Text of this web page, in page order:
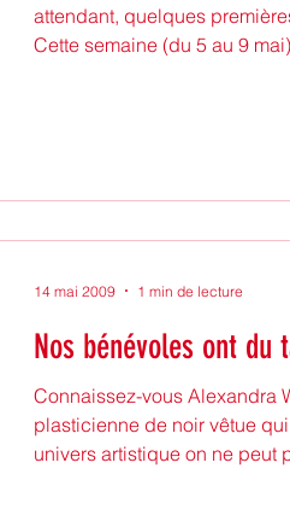
attendant, quelques
Cette semaine (du 5 au 9
Nos bénévoles ont du
Connaissez-vous Alexandra
plasticienne de noir vêtue
univers artistique on ne peut
14 mai 2009 1 min de lecture